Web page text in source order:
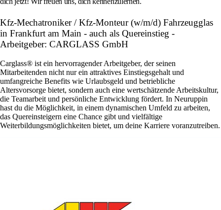
Kfz-Mechatroniker / Kfz-Monteur (w/m/d) Fahrzeugglas
in Frankfurt am Main - auch als Quereinstieg -
Arbeitgeber: CARGLASS GmbH
Carglass® ist ein hervorragender Arbeitgeber, der seinen
Mitarbeitenden nicht nur ein attraktives Einstiegsgehalt und
umfangreiche Benefits wie Urlaubsgeld und betriebliche
Altersvorsorge bietet, sondern auch eine wertschätzende Arbeitskultur,
die Teamarbeit und persönliche Entwicklung fördert. In Neuruppin
hast du die Möglichkeit, in einem dynamischen Umfeld zu arbeiten,
das Quereinsteigern eine Chance gibt und vielfältige
Weiterbildungsmöglichkeiten bietet, um deine Karriere voranzutreiben.